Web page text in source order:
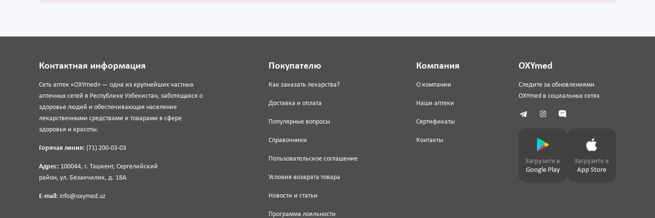
Контактная информация
Сеть аптек «OXYmed» — одна из крупнейших частных
аптечных сетей в Республике Узбекистан, заботящаяся о
здоровье людей и обеспечивающая население
лекарственными средствами и товарами в сфере
здоровья и красоты.
Горячая линия: (71) 200-03-03
Адрес: 100044, г. Ташкент, Сергелийский
район, ул. Безакчилик, д. 18А
E-mail: info@oxymed.uz
Покупателю
Как заказать лекарства?
Доставка и оплата
Популярные вопросы
Справочники
Пользовательское соглашение
Условия возврата товара
Новости и статьи
Программа лояльности
Компания
О компании
Наши аптеки
Сертификаты
Контакты
OXYmed
Следите за обновлениями
OXYmed в социальных сетях
Загрузите в
Google Play
Загрузите в
App Store